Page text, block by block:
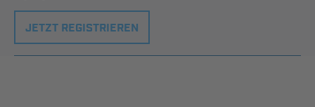
JETZT REGISTRIEREN